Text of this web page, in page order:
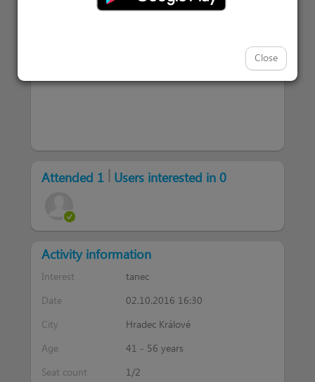
Close
Attended 1 | Users interested in 0
Activity information
Interest
tanec
Date
02.10.2016 16:30
City
Hradec Králové
Age
41 - 56 years
Seat count
1/2